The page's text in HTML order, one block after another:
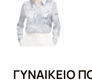
ΓΥΝΑΙΚΕΊΟ